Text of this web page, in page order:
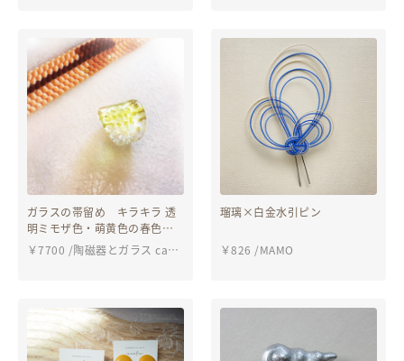
ガラスの帯留め キラキラ 透
明ミモザ色・萌黄色の春色帯
どめ クリアなガラス細工 オ
ールガラス製の帯飾り
￥7700 /陶磁器とガラス cat's
瑠璃×白金水引ピン
￥826 /MAMO